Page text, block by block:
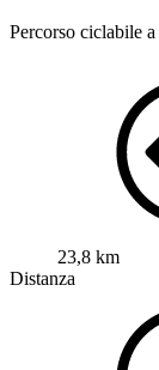
Percorso ciclabile a
23,8 km
Distanza